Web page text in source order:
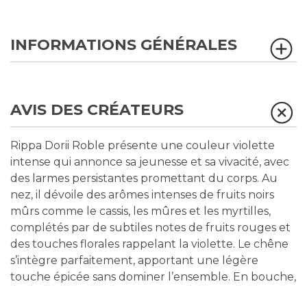
INFORMATIONS GÉNÉRALES
AVIS DES CRÉATEURS
Rippa Dorii Roble présente une couleur violette
intense qui annonce sa jeunesse et sa vivacité, avec
des larmes persistantes promettant du corps. Au
nez, il dévoile des arômes intenses de fruits noirs
mûrs comme le cassis, les mûres et les myrtilles,
complétés par de subtiles notes de fruits rouges et
des touches florales rappelant la violette. Le chêne
s’intègre parfaitement, apportant une légère
touche épicée sans dominer l’ensemble. En bouche,